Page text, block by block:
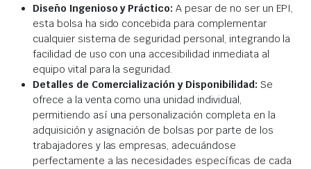
Diseño Ingenioso y Práctico: A pesar de no ser un EPI,
esta bolsa ha sido concebida para complementar
cualquier sistema de seguridad personal, integrando la
facilidad de uso con una accesibilidad inmediata al
equipo vital para la seguridad.
Detalles de Comercialización y Disponibilidad: Se
ofrece a la venta como una unidad individual,
permitiendo así una personalización completa en la
adquisición y asignación de bolsas por parte de los
trabajadores y las empresas, adecuándose
perfectamente a las necesidades específicas de cada